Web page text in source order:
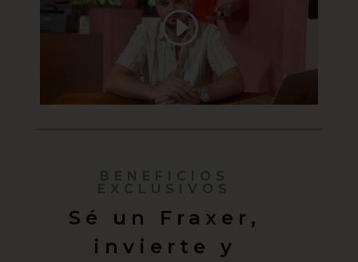
BENEFICIOS
EXCLUSIVOS
Sé un Fraxer,
invierte y